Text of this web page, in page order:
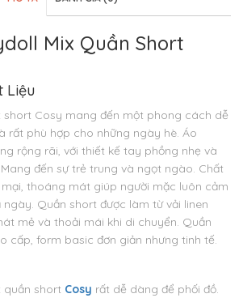
Mix Quần Short
Liệu
Cosy mang đến một phong cách dễ
rất phù hợp cho những ngày hè. Áo
rộng rãi, với thiết kế tay phồng nhẹ và
đến sự trẻ trung và ngọt ngào. Chất
thoáng mát giúp người mặc luôn cảm
Quần short được làm từ vải linen
mẻ và thoải mái khi di chuyển. Quần
cấp, form basic đơn giản nhưng tinh tế.
short Cosy rất dễ dàng để phối đồ.